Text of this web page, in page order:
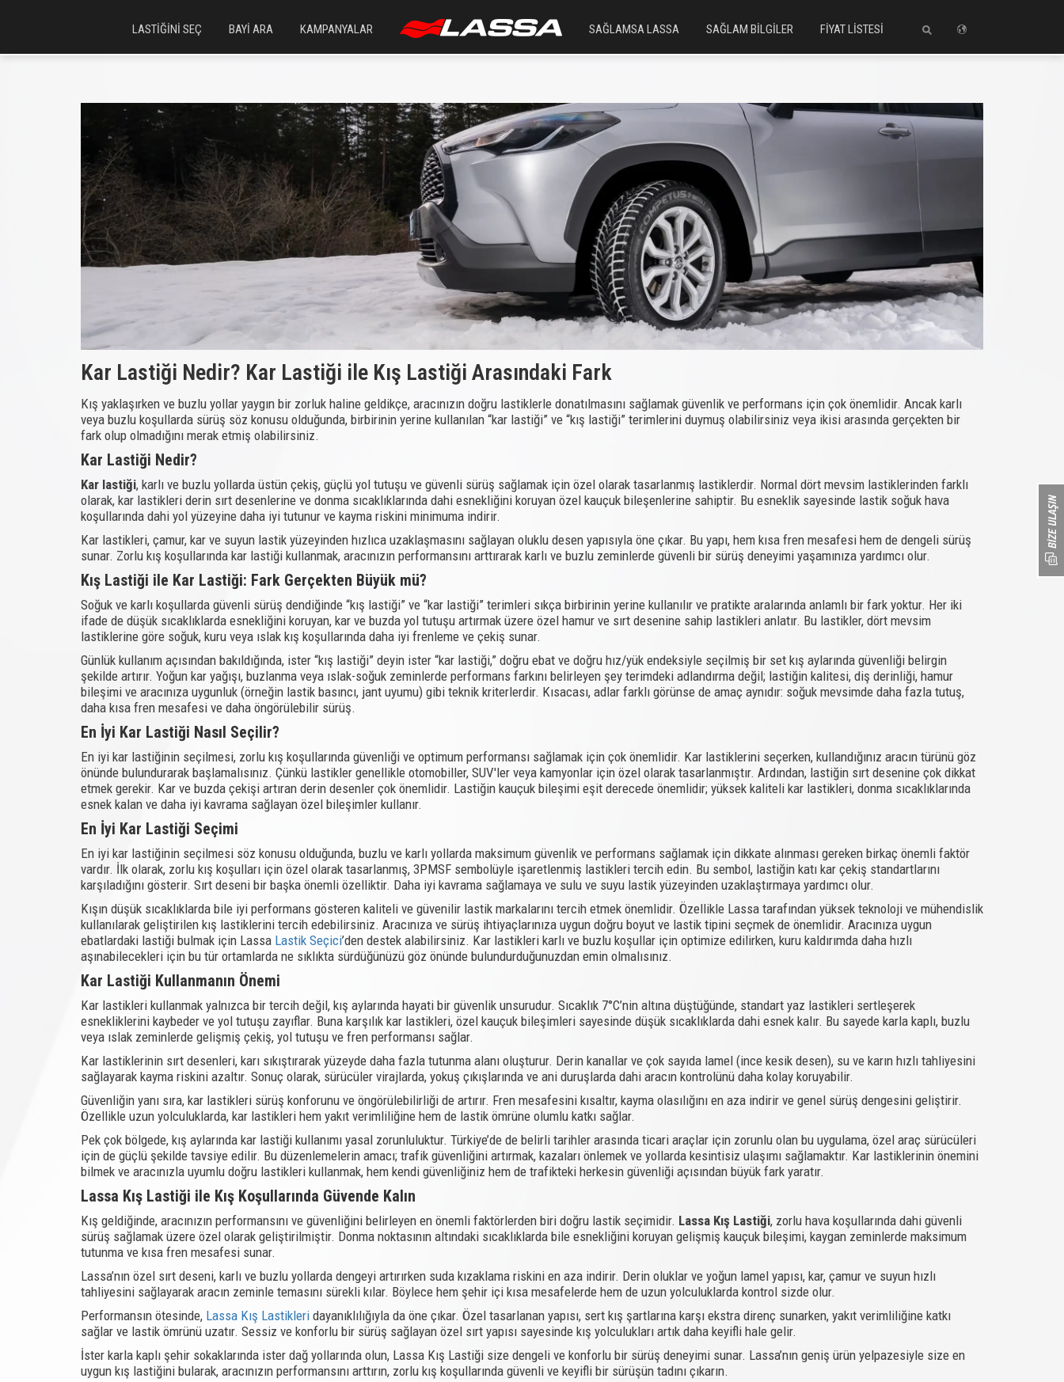
LASTİĞİNİ SEÇ BAYİ ARA KAMPANYALAR SAĞLAMSA LASSA SAĞLAM BİLGİLER FİYAT LİSTESİ
Kar Lastiği Nedir? Kar Lastiği ile Kış Lastiği Arasındaki Fark
Kış yaklaşırken ve buzlu yollar yaygın bir zorluk haline geldikçe, aracınızın doğru lastiklerle donatılmasını sağlamak güvenlik ve performans için çok önemlidir. Ancak karlı
veya buzlu koşullarda sürüş söz konusu olduğunda, birbirinin yerine kullanılan “kar lastiği” ve “kış lastiği” terimlerini duymuş olabilirsiniz veya ikisi arasında gerçekten bir
fark olup olmadığını merak etmiş olabilirsiniz.
Kar Lastiği Nedir?
Kar lastiği, karlı ve buzlu yollarda üstün çekiş, güçlü yol tutuşu ve güvenli sürüş sağlamak için özel olarak tasarlanmış lastiklerdir. Normal dört mevsim lastiklerinden farklı
olarak, kar lastikleri derin sırt desenlerine ve donma sıcaklıklarında dahi esnekliğini koruyan özel kauçuk bileşenlerine sahiptir. Bu esneklik sayesinde lastik soğuk hava
koşullarında dahi yol yüzeyine daha iyi tutunur ve kayma riskini minimuma indirir.
Kar lastikleri, çamur, kar ve suyun lastik yüzeyinden hızlıca uzaklaşmasını sağlayan oluklu desen yapısıyla öne çıkar. Bu yapı, hem kısa fren mesafesi hem de dengeli sürüş
sunar. Zorlu kış koşullarında kar lastiği kullanmak, aracınızın performansını arttırarak karlı ve buzlu zeminlerde güvenli bir sürüş deneyimi yaşamınıza yardımcı olur.
Kış Lastiği ile Kar Lastiği: Fark Gerçekten Büyük mü?
Soğuk ve karlı koşullarda güvenli sürüş dendiğinde “kış lastiği” ve “kar lastiği” terimleri sıkça birbirinin yerine kullanılır ve pratikte aralarında anlamlı bir fark yoktur. Her iki
ifade de düşük sıcaklıklarda esnekliğini koruyan, kar ve buzda yol tutuşu artırmak üzere özel hamur ve sırt desenine sahip lastikleri anlatır. Bu lastikler, dört mevsim
lastiklerine göre soğuk, kuru veya ıslak kış koşullarında daha iyi frenleme ve çekiş sunar.
Günlük kullanım açısından bakıldığında, ister “kış lastiği” deyin ister “kar lastiği,” doğru ebat ve doğru hız/yük endeksiyle seçilmiş bir set kış aylarında güvenliği belirgin
şekilde artırır. Yoğun kar yağışı, buzlanma veya ıslak-soğuk zeminlerde performans farkını belirleyen şey terimdeki adlandırma değil; lastiğin kalitesi, diş derinliği, hamur
bileşimi ve aracınıza uygunluk (örneğin lastik basıncı, jant uyumu) gibi teknik kriterlerdir. Kısacası, adlar farklı görünse de amaç aynıdır: soğuk mevsimde daha fazla tutuş,
daha kısa fren mesafesi ve daha öngörülebilir sürüş.
En İyi Kar Lastiği Nasıl Seçilir?
En iyi kar lastiğinin seçilmesi, zorlu kış koşullarında güvenliği ve optimum performansı sağlamak için çok önemlidir. Kar lastiklerini seçerken, kullandığınız aracın türünü göz
önünde bulundurarak başlamalısınız. Çünkü lastikler genellikle otomobiller, SUV'ler veya kamyonlar için özel olarak tasarlanmıştır. Ardından, lastiğin sırt desenine çok dikkat
etmek gerekir. Kar ve buzda çekişi artıran derin desenler çok önemlidir. Lastiğin kauçuk bileşimi eşit derecede önemlidir; yüksek kaliteli kar lastikleri, donma sıcaklıklarında
esnek kalan ve daha iyi kavrama sağlayan özel bileşimler kullanır.
En İyi Kar Lastiği Seçimi
En iyi kar lastiğinin seçilmesi söz konusu olduğunda, buzlu ve karlı yollarda maksimum güvenlik ve performans sağlamak için dikkate alınması gereken birkaç önemli faktör
vardır. İlk olarak, zorlu kış koşulları için özel olarak tasarlanmış, 3PMSF sembolüyle işaretlenmiş lastikleri tercih edin. Bu sembol, lastiğin katı kar çekiş standartlarını
karşıladığını gösterir. Sırt deseni bir başka önemli özelliktir. Daha iyi kavrama sağlamaya ve sulu ve suyu lastik yüzeyinden uzaklaştırmaya yardımcı olur.
Kışın düşük sıcaklıklarda bile iyi performans gösteren kaliteli ve güvenilir lastik markalarını tercih etmek önemlidir. Özellikle Lassa tarafından yüksek teknoloji ve mühendislik
kullanılarak geliştirilen kış lastiklerini tercih edebilirsiniz. Aracınıza ve sürüş ihtiyaçlarınıza uygun doğru boyut ve lastik tipini seçmek de önemlidir. Aracınıza uygun
ebatlardaki lastiği bulmak için Lassa Lastik Seçici’den destek alabilirsiniz. Kar lastikleri karlı ve buzlu koşullar için optimize edilirken, kuru kaldırımda daha hızlı
aşınabilecekleri için bu tür ortamlarda ne sıklıkta sürdüğünüzü göz önünde bulundurduğunuzdan emin olmalısınız.
Kar Lastiği Kullanmanın Önemi
Kar lastikleri kullanmak yalnızca bir tercih değil, kış aylarında hayati bir güvenlik unsurudur. Sıcaklık 7°C’nin altına düştüğünde, standart yaz lastikleri sertleşerek
esnekliklerini kaybeder ve yol tutuşu zayıflar. Buna karşılık kar lastikleri, özel kauçuk bileşimleri sayesinde düşük sıcaklıklarda dahi esnek kalır. Bu sayede karla kaplı, buzlu
veya ıslak zeminlerde gelişmiş çekiş, yol tutuşu ve fren performansı sağlar.
Kar lastiklerinin sırt desenleri, karı sıkıştırarak yüzeyde daha fazla tutunma alanı oluşturur. Derin kanallar ve çok sayıda lamel (ince kesik desen), su ve karın hızlı tahliyesini
sağlayarak kayma riskini azaltır. Sonuç olarak, sürücüler virajlarda, yokuş çıkışlarında ve ani duruşlarda dahi aracın kontrolünü daha kolay koruyabilir.
Güvenliğin yanı sıra, kar lastikleri sürüş konforunu ve öngörülebilirliği de artırır. Fren mesafesini kısaltır, kayma olasılığını en aza indirir ve genel sürüş dengesini geliştirir.
Özellikle uzun yolculuklarda, kar lastikleri hem yakıt verimliliğine hem de lastik ömrüne olumlu katkı sağlar.
Pek çok bölgede, kış aylarında kar lastiği kullanımı yasal zorunluluktur. Türkiye’de de belirli tarihler arasında ticari araçlar için zorunlu olan bu uygulama, özel araç sürücüleri
için de güçlü şekilde tavsiye edilir. Bu düzenlemelerin amacı; trafik güvenliğini artırmak, kazaları önlemek ve yollarda kesintisiz ulaşımı sağlamaktır. Kar lastiklerinin önemini
bilmek ve aracınızla uyumlu doğru lastikleri kullanmak, hem kendi güvenliğiniz hem de trafikteki herkesin güvenliği açısından büyük fark yaratır.
Lassa Kış Lastiği ile Kış Koşullarında Güvende Kalın
Kış geldiğinde, aracınızın performansını ve güvenliğini belirleyen en önemli faktörlerden biri doğru lastik seçimidir. Lassa Kış Lastiği, zorlu hava koşullarında dahi güvenli
sürüş sağlamak üzere özel olarak geliştirilmiştir. Donma noktasının altındaki sıcaklıklarda bile esnekliğini koruyan gelişmiş kauçuk bileşimi, kaygan zeminlerde maksimum
tutunma ve kısa fren mesafesi sunar.
Lassa’nın özel sırt deseni, karlı ve buzlu yollarda dengeyi artırırken suda kızaklama riskini en aza indirir. Derin oluklar ve yoğun lamel yapısı, kar, çamur ve suyun hızlı
tahliyesini sağlayarak aracın zeminle temasını sürekli kılar. Böylece hem şehir içi kısa mesafelerde hem de uzun yolculuklarda kontrol sizde olur.
Performansın ötesinde, Lassa Kış Lastikleri dayanıklılığıyla da öne çıkar. Özel tasarlanan yapısı, sert kış şartlarına karşı ekstra direnç sunarken, yakıt verimliliğine katkı
sağlar ve lastik ömrünü uzatır. Sessiz ve konforlu bir sürüş sağlayan özel sırt yapısı sayesinde kış yolculukları artık daha keyifli hale gelir.
İster karla kaplı şehir sokaklarında ister dağ yollarında olun, Lassa Kış Lastiği size dengeli ve konforlu bir sürüş deneyimi sunar. Lassa’nın geniş ürün yelpazesiyle size en
uygun kış lastiğini bularak, aracınızın performansını arttırın, zorlu kış koşullarında güvenli ve keyifli bir sürüşün tadını çıkarın.